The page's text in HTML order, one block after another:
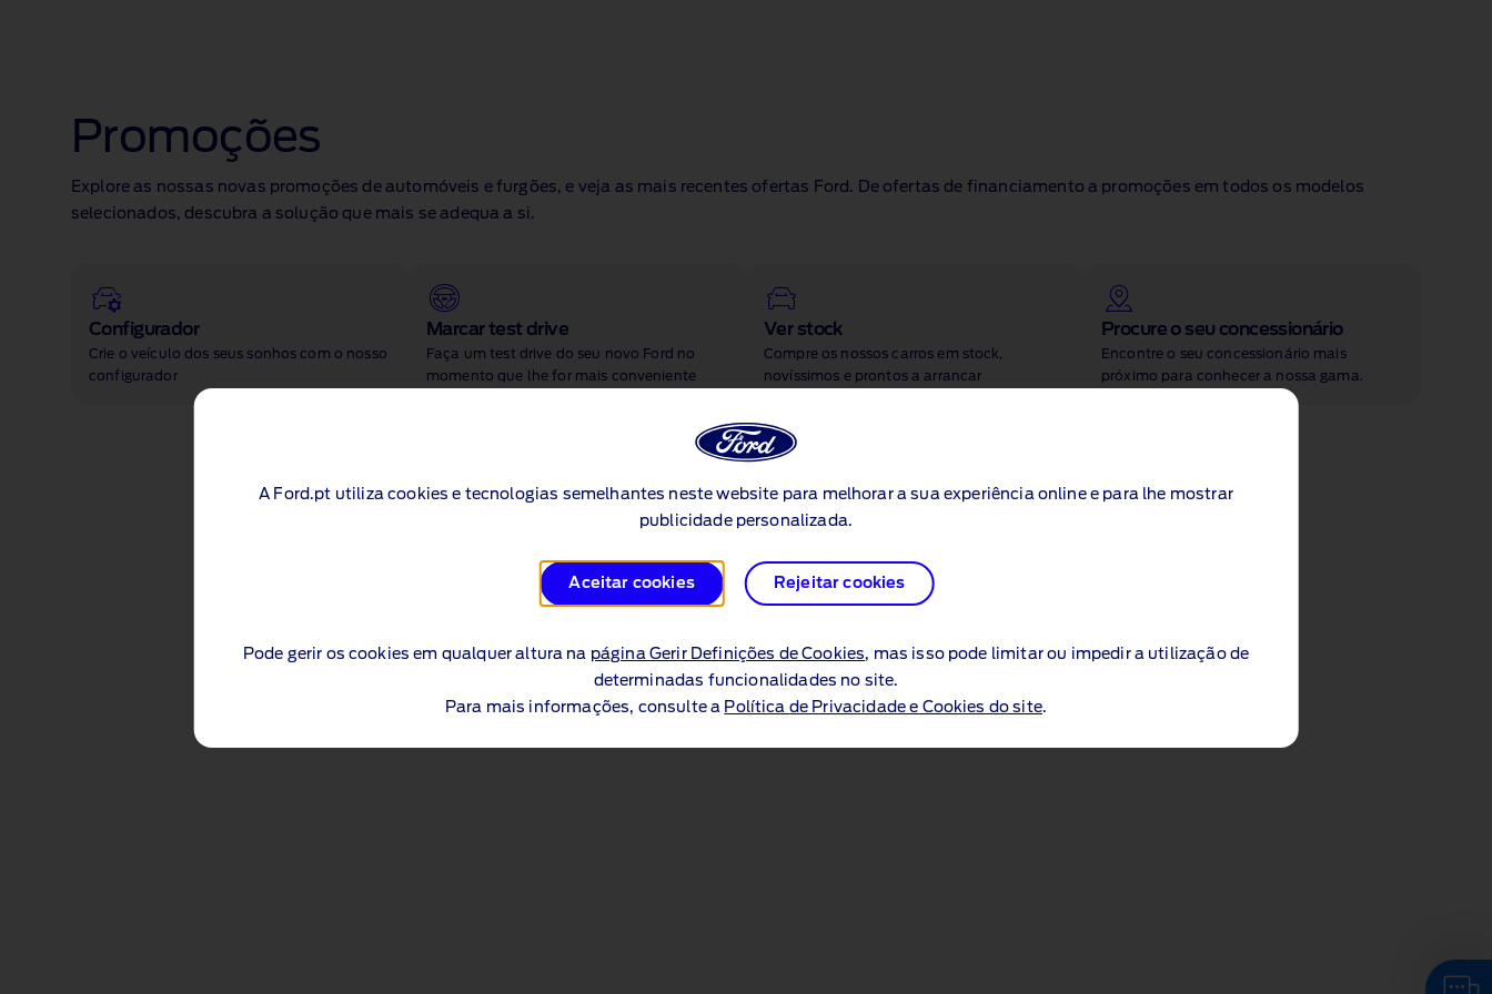
A Ford.pt utiliza cookies e tecnologias semelhantes neste website para melhorar a sua experiência online e para lhe mostrar
publicidade personalizada.
Aceitar cookies Rejeitar cookies
Pode gerir os cookies em qualquer altura na página Gerir Definições de Cookies, mas isso pode limitar ou impedir a utilização de
determinadas funcionalidades no site.
Para mais informações, consulte a Política de Privacidade e Cookies do site.
Promoções
Explore as nossas novas promoções de automóveis e furgões, e veja as mais recentes ofertas Ford. De ofertas de financiamento a promoções em todos os modelos
selecionados, descubra a solução que mais se adequa a si.
Configurador
Crie o veículo dos seus sonhos com o nosso
configurador
Marcar test drive
Faça um test drive do seu novo Ford no
momento que lhe for mais conveniente
Ver stock
Compre os nossos carros em stock,
novíssimos e prontos a arrancar
Procure o seu concessionário
Encontre o seu concessionário mais
próximo para conhecer a nossa gama.